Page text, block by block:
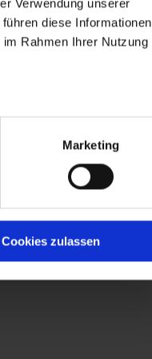
Verwendung unserer
diese Informationen
Rahmen Ihrer Nutzung
Marketing
Cookies zulassen